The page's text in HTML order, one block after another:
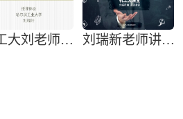
哈工大刘老师讲”发电厂电气部分”授课体会 刘瑞新老师讲“计算机组装与维护教程”